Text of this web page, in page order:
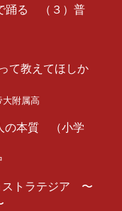
踊る （３）普
て教えてほしか
大附属高
の本質 （小学
ストラテジア 〜